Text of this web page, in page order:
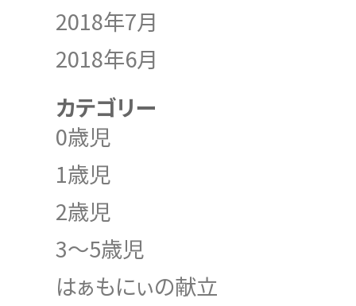
2018年7月
2018年6月
カテゴリー
0歳児
1歳児
2歳児
3～5歳児
はぁもにぃの献立